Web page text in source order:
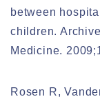
between
children.
Medicine.
Rosen R,